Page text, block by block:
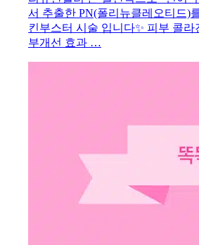
서 추출한 PN(폴리뉴클레오티드)
킨부스터 시술 입니다✨ 피부 콜라
부개선 효과 …